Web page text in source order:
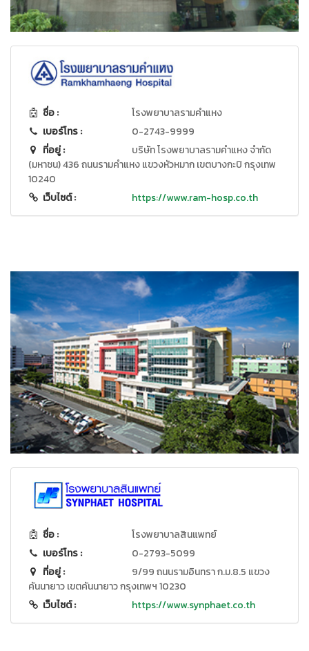
ชื่อ :
โรงพยาบาลรามคำแหง
เบอร์โทร :
0-2743-9999
ที่อยู่ :
บริษัท โรงพยาบาลรามคำแหง จำกัด
(มหาชน) 436 ถนนรามคำแหง แขวงหัวหมาก เขตบางกะปิ กรุงเทพ
10240
เว็บไซต์ :
https://www.ram-hosp.co.th
ชื่อ :
โรงพยาบาลสินแพทย์
เบอร์โทร :
0-2793-5099
ที่อยู่ :
9/99 ถนนรามอินทรา ก.ม.8.5 แขวง
คันนายาว เขตคันนายาว กรุงเทพฯ 10230
เว็บไซต์ :
https://www.synphaet.co.th